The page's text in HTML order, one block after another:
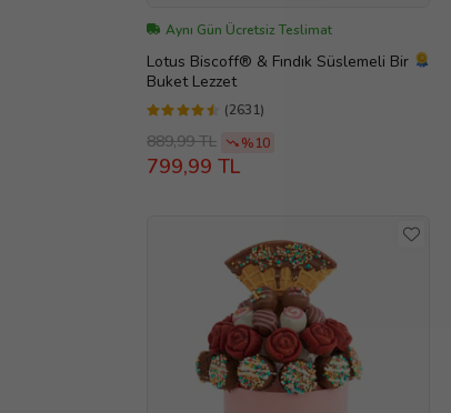
Aynı Gün Ücretsiz Teslimat
Lotus Biscoff® & Fındık Süslemeli Bir
Buket Lezzet
(2631)
889,99 TL %10
799,99 TL